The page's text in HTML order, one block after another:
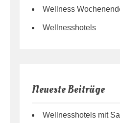
Wellness
Wellnesshotels
Neueste Beiträge
Wellnesshotels mit